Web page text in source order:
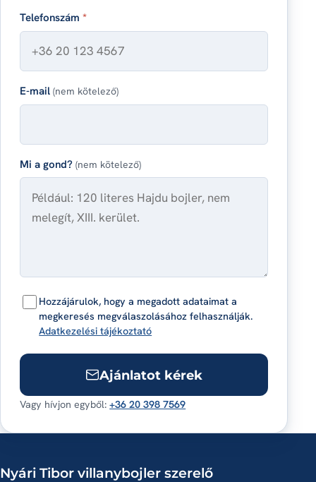
Telefonszám*
E-mail(nem kötelező)
Mi a gond?(nem kötelező)
Hozzájárulok, hogy a megadott adataimat a
megkeresés megválaszolásához felhasználják.
Adatkezelési tájékoztató
Ajánlatot kérek
Vagy hívjon egyből:+36 20 398 7569
Nyári Tibor villanybojler szerelő